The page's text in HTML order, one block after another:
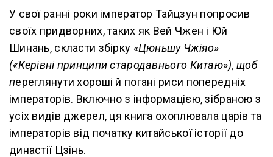
У свої ранні роки імператор Тайцзун попросив
своїх придворних, таких як Вей Чжен і Юй
Шинань, скласти збірку «Цюньшу Чжіяо»
(«Керівні принципи стародавнього Китаю»), щоб
переглянути хороші й погані риси попередніх
імператорів. Включно з інформацією, зібраною з
усіх видів джерел, ця книга охоплювала царів та
імператорів від початку китайської історії до
династії Цзінь.